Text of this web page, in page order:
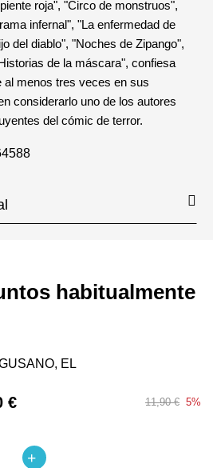
roja", "Circo de monstruos",
infernal", "La enfermedad de
del diablo", "Noches de Zipango",
de la máscara", confiesa
al menos tres veces en sus
considerarlo uno de los autores
del cómic de terror.
habitualmente
EL
€ 11,90 € 5%